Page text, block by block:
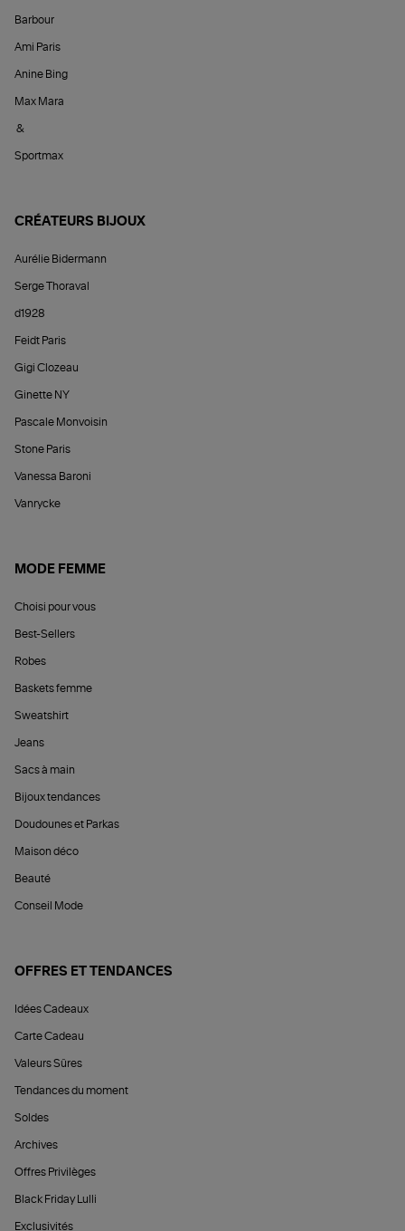
Barbour
Ami Paris
Anine Bing
Max Mara
&
Sportmax
CRÉATEURS BIJOUX
Aurélie Bidermann
Serge Thoraval
d1928
Feidt Paris
Gigi Clozeau
Ginette NY
Pascale Monvoisin
Stone Paris
Vanessa Baroni
Vanrycke
MODE FEMME
Choisi pour vous
Best-Sellers
Robes
Baskets femme
Sweatshirt
Jeans
Sacs à main
Bijoux tendances
Doudounes et Parkas
Maison déco
Beauté
Conseil Mode
OFFRES ET TENDANCES
Idées Cadeaux
Carte Cadeau
Valeurs Sûres
Tendances du moment
Soldes
Archives
Offres Privilèges
Black Friday Lulli
Exclusivités